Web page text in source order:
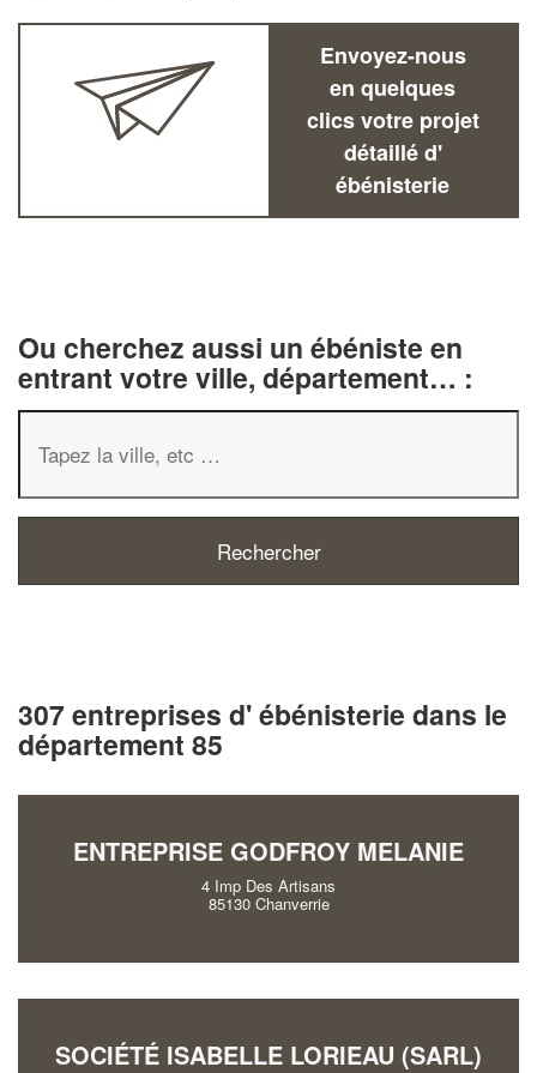
Envoyez-nous
en quelques
clics votre projet
détaillé d'
ébénisterie
Ou cherchez aussi un ébéniste en
entrant votre ville, département… :
307 entreprises d' ébénisterie dans le
département 85
ENTREPRISE GODFROY MELANIE
4 Imp Des Artisans
85130 Chanverrie
SOCIÉTÉ ISABELLE LORIEAU (SARL)